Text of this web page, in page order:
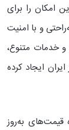
امکان را برای
و با امنیت
و خدمات متنوع،
ایجاد کرده
قیمت‌های به‌روز